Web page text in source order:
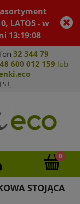
asortyment
LATO5 - w
13:19:08
32 344 79
8 600 012 159 lub
SIĘ
STOJĄCA